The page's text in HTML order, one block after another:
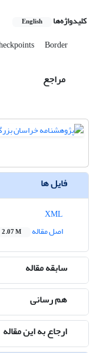
کلیدواژه‌ها English
Border
مراجع
فایل ها
اصل مقاله
2.07 M
سابقه مقاله
هم رسانی
ارجاع به این مقاله